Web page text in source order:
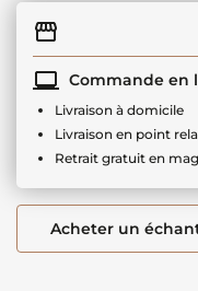
Commande en
Livraison à domicile
Livraison en point
Retrait gratuit en
Acheter un